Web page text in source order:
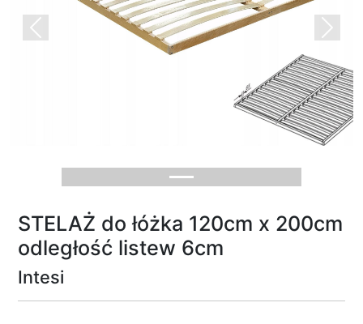
Previous Next
STELAŻ do łóżka 120cm x 200cm
odległość listew 6cm
Intesi